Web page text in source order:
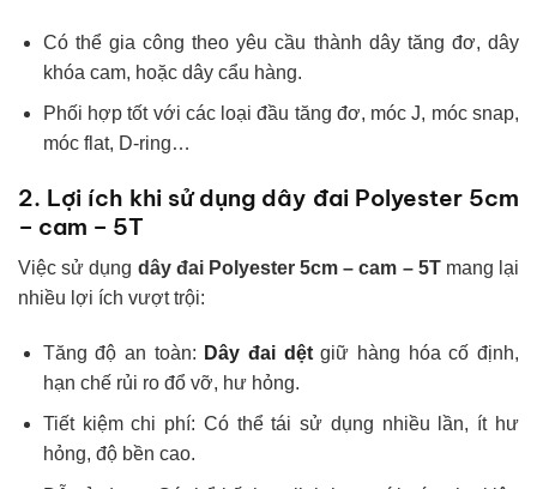
Có thể gia công theo yêu cầu thành dây tăng đơ, dây
khóa cam, hoặc dây cẩu hàng.
Phối hợp tốt với các loại đầu tăng đơ, móc J, móc snap,
móc flat, D-ring…
2. Lợi ích khi sử dụng dây đai Polyester 5cm
– cam – 5T
Việc sử dụng dây đai Polyester 5cm – cam – 5Tmang lại
nhiều lợi ích vượt trội:
Tăng độ an toàn: Dây đai dệtgiữ hàng hóa cố định,
hạn chế rủi ro đổ vỡ, hư hỏng.
Tiết kiệm chi phí: Có thể tái sử dụng nhiều lần, ít hư
hỏng, độ bền cao.